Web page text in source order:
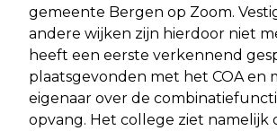
gemeente Bergen op Zoom.
andere wijken zijn hierdoor niet
heeft een eerste verkennend
plaatsgevonden met het COA en
eigenaar over de
opvang. Het college ziet namelijk